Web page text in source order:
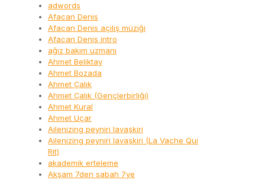
adwords
Afacan Denis
Afacan Denis açılış müziği
Afacan Denis intro
ağız bakım uzmanı
Ahmet Beliktay
Ahmet Bozada
Ahmet Çalık
Ahmet Çalık (Gençlerbirliği)
Ahmet Kural
Ahmet Uçar
Ailenizing peyniri lavaşkiri
Ailenizing peyniri lavaşkiri (La Vache Qui
Rit)
akademik erteleme
Akşam 7den sabah 7ye